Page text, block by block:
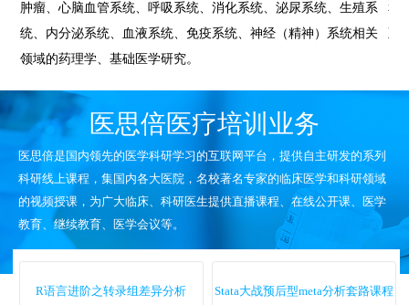
肿瘤、心脑血管系统、呼吸系统、消化系统、泌尿系统、生殖系
统、内分泌系统、血液系统、免疫系统、神经（精神）系统相关
领域的药理学、基础医学研究。
和
医思倍医疗培训业务
医思倍是国内领先的医学科研学习的互联网平台，提供自主研发的系列
科研线上课程，集国内各大医院，名校著名专家的临床医学和科研领域
的视频授课，为广大临床、科研医生提供直播课程、在线公开课、医学
教育、继续教育、医学会议等。
R语言进阶之转录组差异分析 Stata大战预后型meta分析套路课程